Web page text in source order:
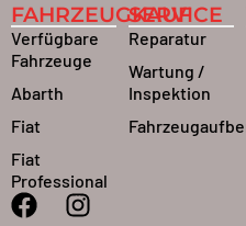
FAHRZEUGKAUF
Verfügbare
Fahrzeuge
Abarth
Fiat
Fiat
Professional
SERVICE
Reparatur
Wartung /
Inspektion